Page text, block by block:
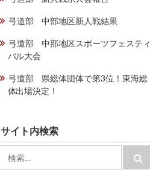
弓道部 中部地区新人戦結果
弓道部 中部地区スポーツフェスティ
バル大会
弓道部 県総体団体で第3位！東海総
体出場決定！
サイト内検索
索